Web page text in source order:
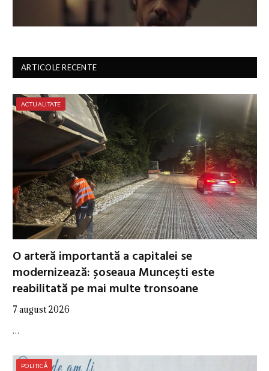
ARTICOLE RECENTE
ACTUALITATE
O arteră importantă a capitalei se
modernizează: șoseaua Muncești este
reabilitată pe mai multe tronsoane
7 august 2026
…
POLITICĂ